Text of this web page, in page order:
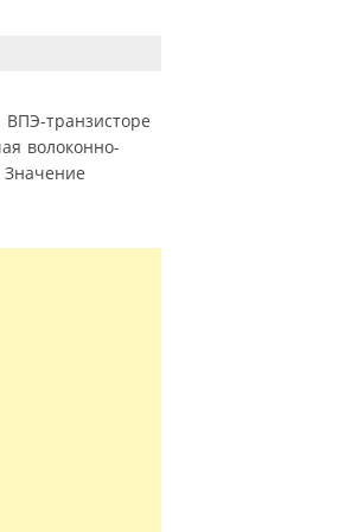
транзисторе
волоконно-
Значение